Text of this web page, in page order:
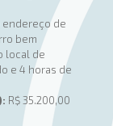
endereço de
bem
local de
e 4 horas de
R$ 35.200,00